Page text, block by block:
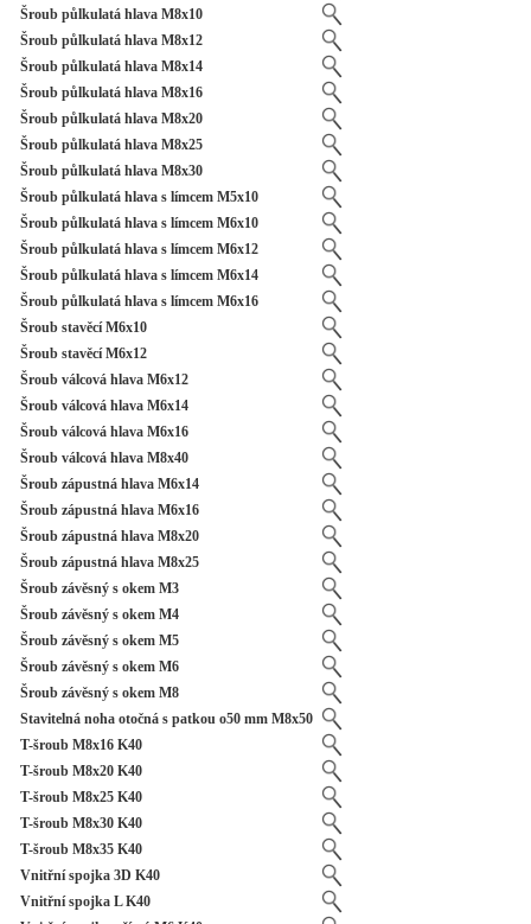
Šroub půlkulatá hlava M8x10
Šroub půlkulatá hlava M8x12
Šroub půlkulatá hlava M8x14
Šroub půlkulatá hlava M8x16
Šroub půlkulatá hlava M8x20
Šroub půlkulatá hlava M8x25
Šroub půlkulatá hlava M8x30
Šroub půlkulatá hlava s límcem M5x10
Šroub půlkulatá hlava s límcem M6x10
Šroub půlkulatá hlava s límcem M6x12
Šroub půlkulatá hlava s límcem M6x14
Šroub půlkulatá hlava s límcem M6x16
Šroub stavěcí M6x10
Šroub stavěcí M6x12
Šroub válcová hlava M6x12
Šroub válcová hlava M6x14
Šroub válcová hlava M6x16
Šroub válcová hlava M8x40
Šroub zápustná hlava M6x14
Šroub zápustná hlava M6x16
Šroub zápustná hlava M8x20
Šroub zápustná hlava M8x25
Šroub závěsný s okem M3
Šroub závěsný s okem M4
Šroub závěsný s okem M5
Šroub závěsný s okem M6
Šroub závěsný s okem M8
Stavitelná noha otočná s patkou o50 mm M8x50
T-šroub M8x16 K40
T-šroub M8x20 K40
T-šroub M8x25 K40
T-šroub M8x30 K40
T-šroub M8x35 K40
Vnitřní spojka 3D K40
Vnitřní spojka L K40